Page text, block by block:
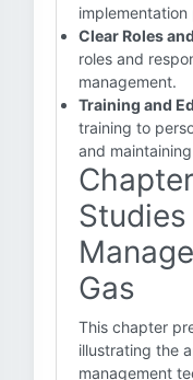
implementation
Clear Roles
roles and
management.
Training and
training to
and
Gas
This chapter
illustrating the
management